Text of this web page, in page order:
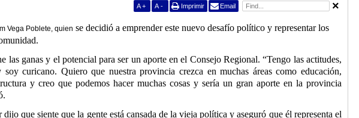
A + A - Imprimir Email
Vega Poblete, quien se decidió a emprender este nuevo desafío político y representar los
las ganas y el potencial para ser un aporte en el Consejo Regional. “Tengo las actitudes,
soy curicano. Quiero que nuestra provincia crezca en muchas áreas como educación,
y creo que podemos hacer muchas cosas y sería un gran aporte en la provincia
que siente que la gente está cansada de la vieja política y aseguró que él representa el